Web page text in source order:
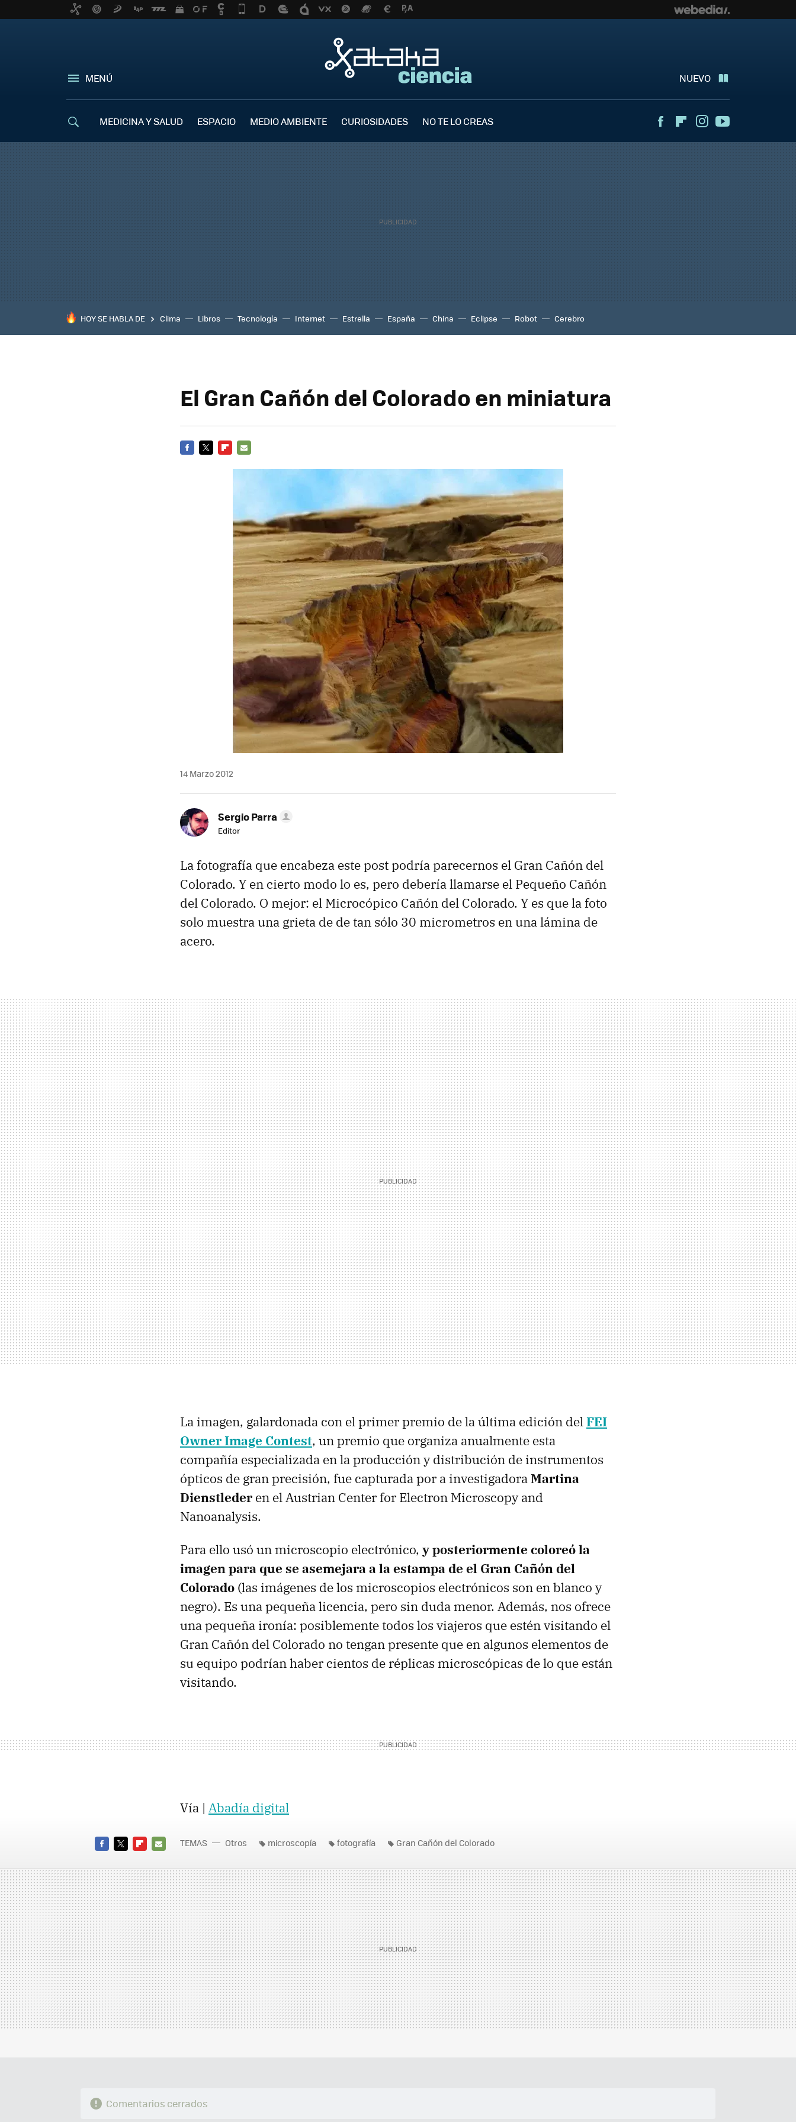
MENÚ NUEVO
MEDICINA Y SALUD ESPACIO MEDIO AMBIENTE CURIOSIDADES NO TE LO CREAS FacebookFlipboardInstagram
HOY SE HABLA DE Clima Libros Tecnología Internet Estrella España China Eclipse Robot Cerebro
El Gran Cañón del Colorado en miniatura
14 Marzo 2012
Sergio Parra
Editor
La fotografía que encabeza este post podría parecernos el Gran Cañón del
Colorado. Y en cierto modo lo es, pero debería llamarse el Pequeño Cañón
del Colorado. O mejor: el Microcópico Cañón del Colorado. Y es que la foto
solo muestra una grieta de de tan sólo 30 micrometros en una lámina de
acero.
La imagen, galardonada con el primer premio de la última edición delFEI
Owner Image Contest, un premio que organiza anualmente esta
compañía especializada en la producción y distribución de instrumentos
ópticos de gran precisión, fue capturada por a investigadoraMartina
Dienstleder en el Austrian Center for Electron Microscopy and
Nanoanalysis.
Para ello usó un microscopio electrónico, y posteriormente coloreó la
imagen para que se asemejara a la estampa de el Gran Cañón del
Colorado (las imágenes de los microscopios electrónicos son en blanco y
negro). Es una pequeña licencia, pero sin duda menor. Además, nos ofrece
una pequeña ironía: posiblemente todos los viajeros que estén visitando el
Gran Cañón del Colorado no tengan presente que en algunos elementos de
su equipo podrían haber cientos de réplicas microscópicas de lo que están
visitando.
Vía | Abadía digital
MAIL
TEMAS Otros microscopía fotografía Gran Cañón del Colorado
Comentarios cerrados